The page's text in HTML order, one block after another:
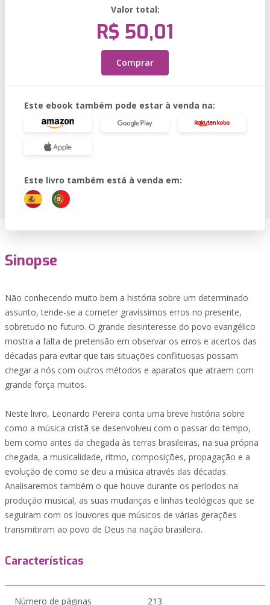
Valor total:
R$ 50,01
Comprar
Este ebook também pode estar à venda na:
Este livro também está à venda em:
Sinopse
Não conhecendo muito bem a história sobre um determinado
assunto, tende-se a cometer gravíssimos erros no presente,
sobretudo no futuro. O grande desinteresse do povo evangélico
mostra a falta de pretensão em observar os erros e acertos das
décadas para evitar que tais situações conflituosas possam
chegar a nós com outros métodos e aparatos que atraem com
grande força muitos.
Neste livro, Leonardo Pereira conta uma breve história sobre
como a música cristã se desenvolveu com o passar do tempo,
bem como antes da chegada às terras brasileiras, na sua própria
chegada, a musicalidade, ritmo, composições, propagação e a
evolução de como se deu a música através das décadas.
Analisaremos também o que houve durante os períodos na
produção musical, as suas mudanças e linhas teológicas que se
seguiram com os louvores que músicos de várias gerações
transmitiram ao povo de Deus na nação brasileira.
Características
Número de páginas 213